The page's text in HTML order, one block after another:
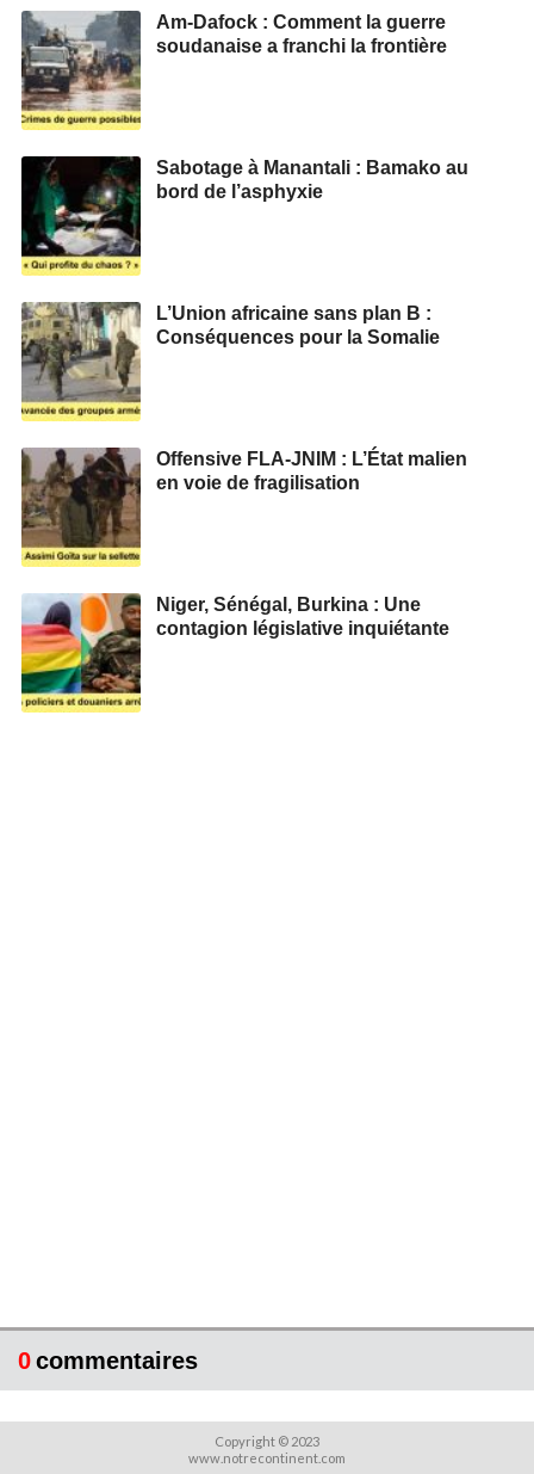
Am-Dafock : Comment la guerre
soudanaise a franchi la frontière
Sabotage à Manantali : Bamako au
bord de l’asphyxie
L’Union africaine sans plan B :
Conséquences pour la Somalie
Offensive FLA-JNIM : L’État malien
en voie de fragilisation
Niger, Sénégal, Burkina : Une
contagion législative inquiétante
0commentaires
Copyright © 2023
www.notrecontinent.com